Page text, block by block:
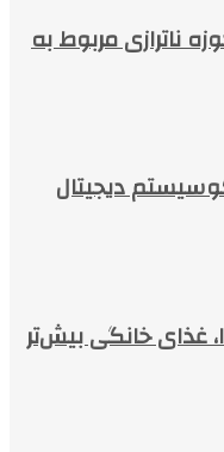
ناترازی مربوط به
دیجیتال
گزارش ابرآروان از نوروز ۱۴۰۴، غذای خانگی بیش‌تر